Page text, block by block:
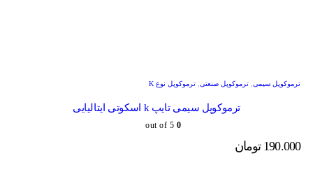
ترموکوپل سیمی ترموکوپل صنعتی ترموکوپل نوع K
ترموکوپل سیمی تایپ k اسکوتی ایتالیایی
0
190.000 تومان